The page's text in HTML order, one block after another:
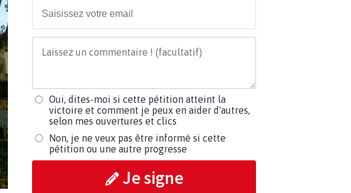
Oui, dites-moi si cette pétition atteint la
victoire et comment je peux en aider d'autres,
selon mes ouvertures et clics
Non, je ne veux pas être informé si cette
pétition ou une autre progresse
Je signe